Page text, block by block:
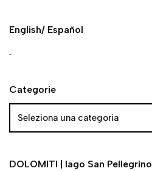
English/ Español
Categorie
DOLOMITI | lago San Pellegrino